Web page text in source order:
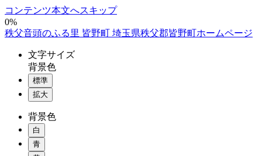
コンテンツ本文へスキップ
0%
秩父音頭のふる里 皆野町 埼玉県秩父郡皆野町ホームページ
文字サイズ
背景色
標準
拡大
背景色
白
青